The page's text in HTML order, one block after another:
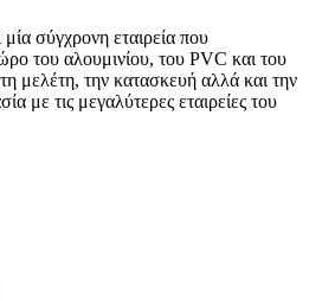
σύγχρονη εταιρεία που
του αλουμινίου, του PVC και του
μελέτη, την κατασκευή αλλά και την
με τις μεγαλύτερες εταιρείες του